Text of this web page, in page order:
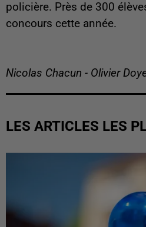
policière. Près de 300
concours cette année.
Nicolas Chacun - Olivier
LES ARTICLES LES